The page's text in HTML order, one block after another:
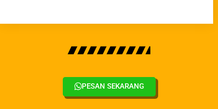
PESAN SEKARANG